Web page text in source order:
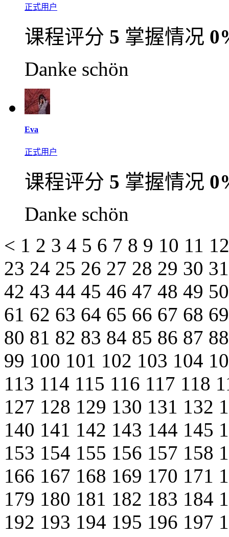
正式用户
课程评分 5 掌握情况
Danke schön
Eva
正式用户
课程评分 5 掌握情况
Danke schön
< 1 2 3 4 5 6 7 8 9 10 11
23 24 25 26 27 28 29 30
42 43 44 45 46 47 48 49
61 62 63 64 65 66 67 68
80 81 82 83 84 85 86 87
99 100 101 102 103 104
113 114 115 116 117 118
127 128 129 130 131 132
140 141 142 143 144 145
153 154 155 156 157 158
166 167 168 169 170 171
179 180 181 182 183 184
192 193 194 195 196 197